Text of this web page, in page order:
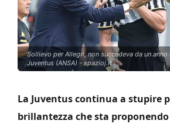
Sollievo per Allegri, non succedeva da un anno
Juventus (ANSA) - spazioj.it
La Juventus continua a stupire
brillantezza che sta